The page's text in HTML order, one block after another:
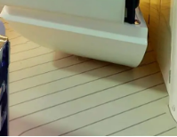
Charter - Location
Nouvelles
Événements
L'innovation
La Société